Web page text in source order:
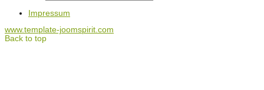
Impressum
www.template-joomspirit.com
Back to top